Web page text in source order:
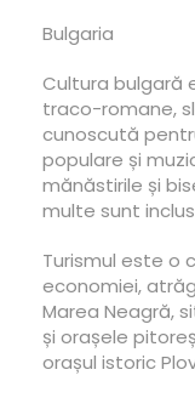
Bulgaria
Cultura bulgară
traco-romane,
cunoscută
populare și
mănăstirile și
multe sunt
Turismul este o
economiei,
Marea Neagră,
și orașele
orașul istoric